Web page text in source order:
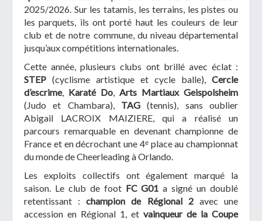
2025/2026. Sur les tatamis, les terrains, les pistes ou
les parquets, ils ont porté haut les couleurs de leur
club et de notre commune, du niveau départemental
jusqu’aux compétitions internationales.
Cette année, plusieurs clubs ont brillé avec éclat :
STEP (cyclisme artistique et cycle balle), Cercle
d’escrime, Karaté Do, Arts Martiaux Geispolsheim
(Judo et Chambara), TAG(tennis), sans oublier
Abigail LACROIX MAIZIERE, qui a réalisé un
parcours remarquable en devenant championne de
France et en décrochant une 4ᵉ place au championnat
du monde de Cheerleading à Orlando.
Les exploits collectifs ont également marqué la
saison. Le club de foot FC G01 a signé un doublé
retentissant :champion de Régional 2avec une
accession en Régional 1, et vainqueur de la Coupe